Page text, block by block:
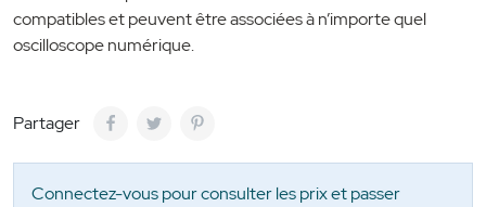
compatibles et peuvent être associées à n’importe quel
oscilloscope numérique.
Partager
Connectez-vous pour consulter les prix et passer